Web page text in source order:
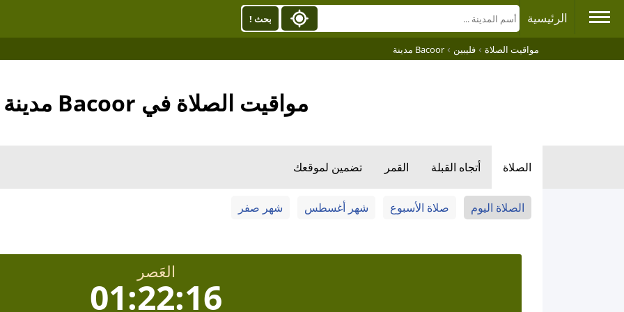
الرئيسية بحث !
مواقيت الصلاة › فليبين › Bacoor مدينة
مواقيت الصلاة في Bacoor مدينة
الصلاة أتجاه القبلة القمر تضمين لموقعك
الصلاة اليوم صلاة الأسبوع شهر أغسطس شهر صفر
العَصر
01:22:15